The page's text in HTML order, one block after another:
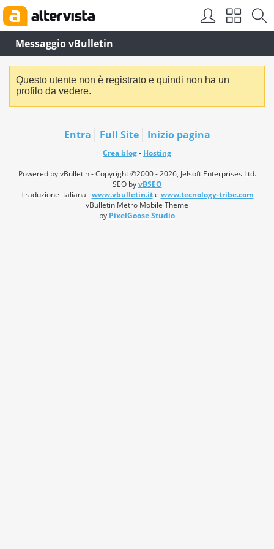
Messaggio vBulletin
Questo utente non è registrato e quindi non ha un
profilo da vedere.
Entra Full Site Inizio pagina
Crea blog- Hosting
Powered by vBulletin - Copyright ©2000 - 2026, Jelsoft Enterprises Ltd.
SEO byvBSEO
Traduzione italiana :www.vbulletin.ite www.tecnology-tribe.com
vBulletin Metro Mobile Theme
by PixelGoose Studio